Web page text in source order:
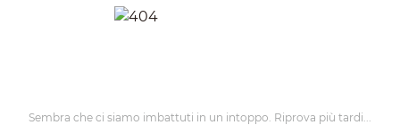
Sembra che ci siamo imbattuti in un intoppo. Riprova più tardi...